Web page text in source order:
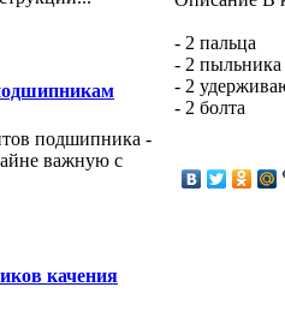
подшипника -
важную с
качения
- 2 пальца
- 2 пыльника
- 2
- 2 болта